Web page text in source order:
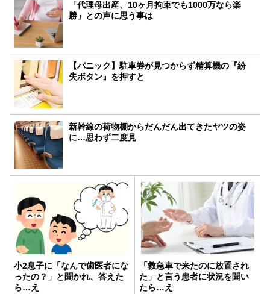
「代理母出産、10ヶ月拘束でも1000万なら楽
勝」との声に思う事は
【パニック】駐車券が見つからず精算機の『紛
失ボタン』を押すと
新幹線の荷物棚からだんだん出てきたヤツの姿
に…思わず二度見
小2息子に「なんで歯医者にな
ったの？」と聞かれ、答えた
ら…え
「救急車で来たのに放置され
た」と言う患者に状況を聞い
たら…え